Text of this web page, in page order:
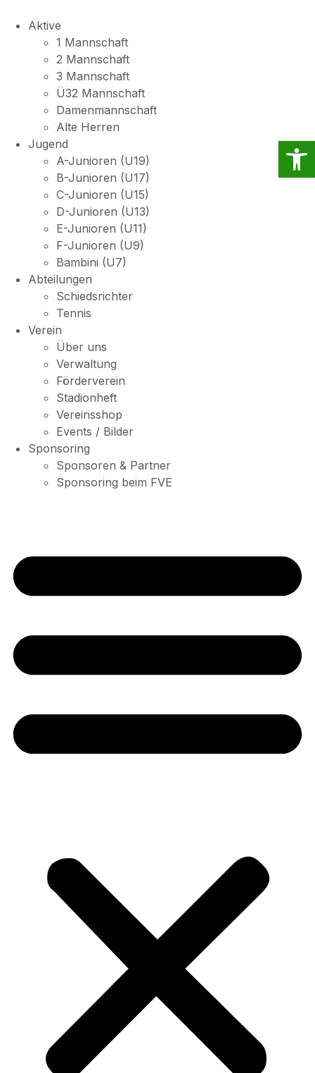
Aktive
1 Mannschaft
2 Mannschaft
3 Mannschaft
Ü32 Mannschaft
Damenmannschaft
Alte Herren
Jugend
A-Junioren (U19)
B-Junioren (U17)
C-Junioren (U15)
D-Junioren (U13)
E-Junioren (U11)
F-Junioren (U9)
Bambini (U7)
Abteilungen
Schiedsrichter
Tennis
Verein
Über uns
Verwaltung
Förderverein
Stadionheft
Vereinsshop
Events / Bilder
Sponsoring
Sponsoren & Partner
Sponsoring beim FVE